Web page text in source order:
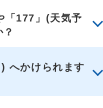
「177」(天気予
へかけられます